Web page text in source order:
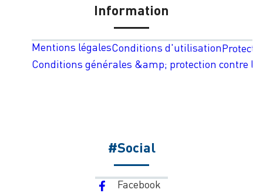
Information
Mentions légalesConditions d'utilisation
Conditions générales &amp; protection contre
#Social
Facebook